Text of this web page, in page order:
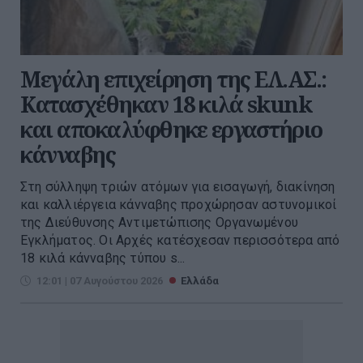
Μεγάλη επιχείρηση της ΕΛ.ΑΣ.:
Κατασχέθηκαν 18 κιλά skunk
και αποκαλύφθηκε εργαστήριο
κάνναβης
Στη σύλληψη τριών ατόμων για εισαγωγή, διακίνηση
και καλλιέργεια κάνναβης προχώρησαν αστυνομικοί
της Διεύθυνσης Αντιμετώπισης Οργανωμένου
Εγκλήματος. Οι Αρχές κατέσχεσαν περισσότερα από
18 κιλά κάνναβης τύπου s...
12:01 | 07 Αυγούστου 2026 Ελλάδα